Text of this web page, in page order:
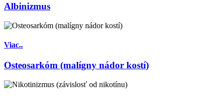
Albinizmus
Viac..
Osteosarkóm (malígny nádor kostí)